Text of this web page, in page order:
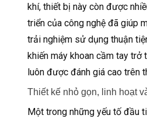
khí, thiết bị này còn được
triển của công nghệ đã giúp
trải nghiệm sử dụng thuận
khiến máy khoan cầm tay
luôn được đánh giá cao trên
Thiết kế nhỏ gọn, linh hoạt
Một trong những yếu tố đầu